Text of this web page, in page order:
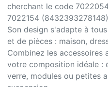
cherchant le code
7022154
Son design s'adapte à
et de pièces : maison,
Combinez les accessoires
votre composition idéale :
verre, modules ou petites